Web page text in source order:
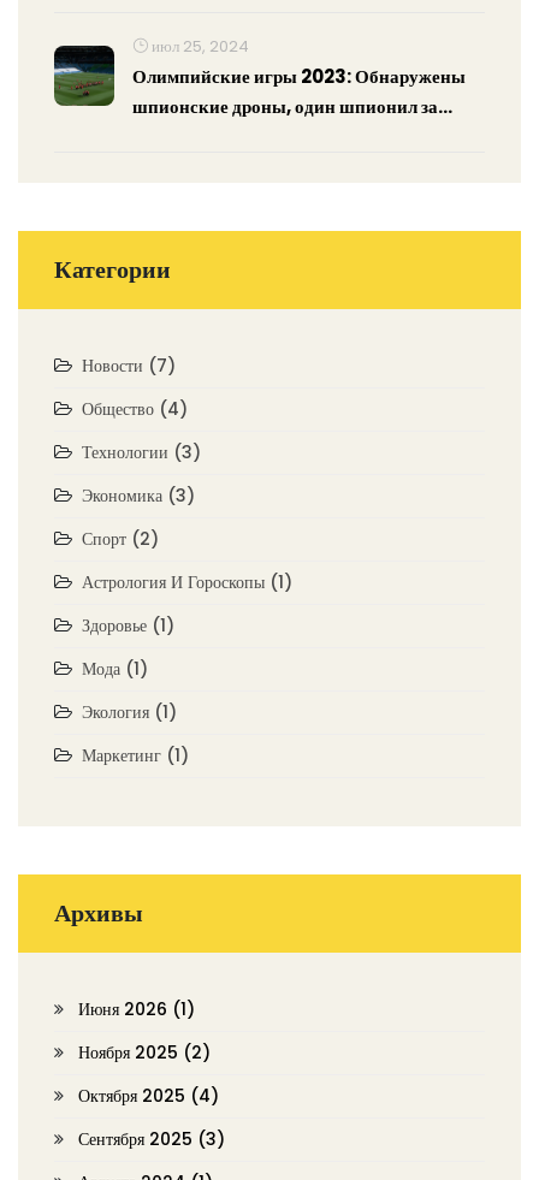
июл 25, 2024
Олимпийские игры 2023: Обнаружены
шпионские дроны, один шпионил за
Категории
Новости (7)
Общество (4)
Технологии (3)
Экономика (3)
Спорт (2)
Астрология И Гороскопы (1)
Здоровье (1)
Мода (1)
Экология (1)
Маркетинг (1)
Архивы
Июня 2026 (1)
Ноября 2025 (2)
Октября 2025 (4)
Сентября 2025 (3)